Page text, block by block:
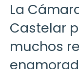
La
Castelar
muchos